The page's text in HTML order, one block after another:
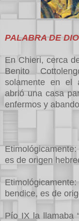
PALABRA DE
En Chieri, cerca
Benito
solamente en el
abrió una casa
enfermos y
es de origen
bendice, es de
Pío IX la llamaba